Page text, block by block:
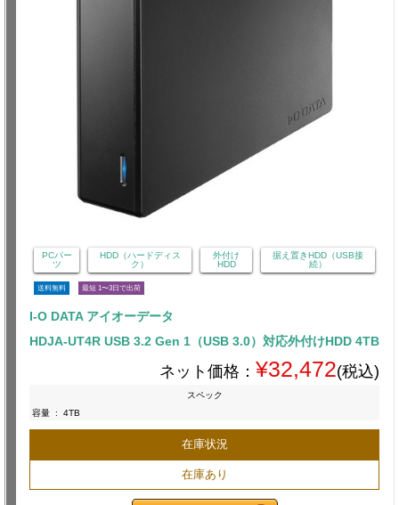
PCパー
ツ
HDD（ハードディス
ク）
外付け
HDD
据え置きHDD（USB接
続）
送料無料 最短 1〜3日で出荷
I-O DATA アイオーデータ
HDJA-UT4R USB 3.2 Gen 1（USB 3.0）対応外付けHDD 4TB
ネット価格： ¥32,472(税込)
スペック
容量 : 4TB
在庫状況
在庫あり